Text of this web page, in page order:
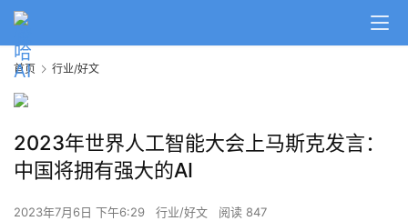
首页 行业/好文
2023年世界人工智能大会上马斯克发言：
中国将拥有强大的AI
2023年7月6日 下午6:29 行业/好文 阅读 847